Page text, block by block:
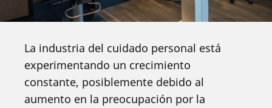
La industria del cuidado personal está
experimentando un crecimiento
constante, posiblemente debido al
aumento en la preocupación por la